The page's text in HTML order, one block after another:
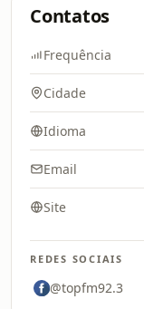
Contatos
Frequência
Cidade
Idioma
Email
Site
REDES SOCIAIS
@topfm92.3